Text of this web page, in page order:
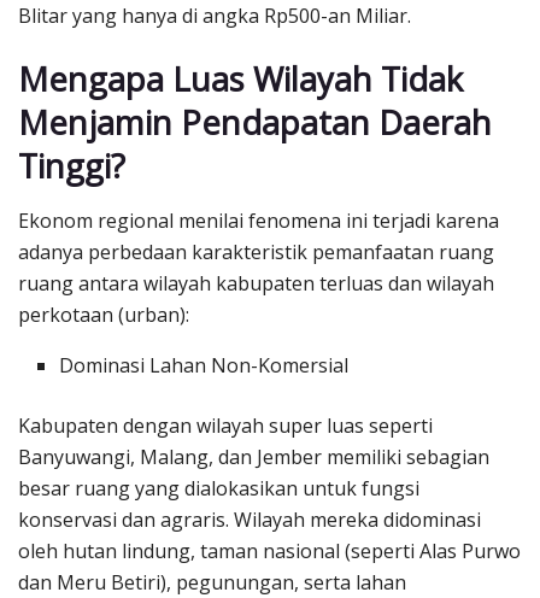
Blitar yang hanya di angka Rp500-an Miliar.
Mengapa Luas Wilayah Tidak
Menjamin Pendapatan Daerah
Tinggi?
Ekonom regional menilai fenomena ini terjadi karena
adanya perbedaan karakteristik pemanfaatan ruang
ruang antara wilayah kabupaten terluas dan wilayah
perkotaan (urban):
Dominasi Lahan Non-Komersial
Kabupaten dengan wilayah super luas seperti
Banyuwangi, Malang, dan Jember memiliki sebagian
besar ruang yang dialokasikan untuk fungsi
konservasi dan agraris. Wilayah mereka didominasi
oleh hutan lindung, taman nasional (seperti Alas Purwo
dan Meru Betiri), pegunungan, serta lahan